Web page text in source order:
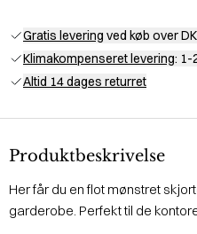
Gratis levering ved køb over
Klimakompenseret levering: 1-
Altid 14 dages returret
Produktbeskrivelse
Her får du en flot mønstret
garderobe. Perfekt til de